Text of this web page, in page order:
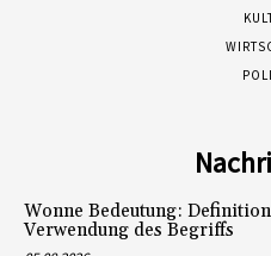
Wonne Bedeutung:
Verwendung des Begriffs